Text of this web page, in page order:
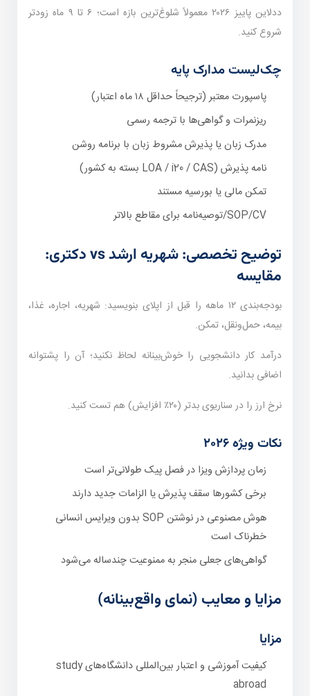
ددلاین پاییز ۲۰۲۶ معمولاً شلوغ‌ترین بازه است؛ ۶ تا ۹ ماه زودتر
شروع کنید.
چک‌لیست مدارک پایه
پاسپورت معتبر (ترجیحاً حداقل ۱۸ ماه اعتبار)
ریزنمرات و گواهی‌ها با ترجمه رسمی
مدرک زبان یا پذیرش مشروط زبان با برنامه روشن
نامه پذیرش (LOA / i20 / CAS بسته به کشور)
تمکن مالی یا بورسیه مستند
SOP/CV/توصیه‌نامه برای مقاطع بالاتر
توضیح تخصصی: شهریه ارشد vs دکتری:
مقایسه
بودجه‌بندی ۱۲ ماهه را قبل از اپلای بنویسید: شهریه، اجاره، غذا،
بیمه، حمل‌ونقل، تمکن.
درآمد کار دانشجویی را خوش‌بینانه لحاظ نکنید؛ آن را پشتوانه
اضافی بدانید.
نرخ ارز را در سناریوی بدتر (۲۰٪ افزایش) هم تست کنید.
نکات ویژه ۲۰۲۶
زمان پردازش ویزا در فصل پیک طولانی‌تر است
برخی کشورها سقف پذیرش یا الزامات جدید دارند
هوش مصنوعی در نوشتن SOP بدون ویرایس انسانی
خطرناک است
گواهی‌های جعلی منجر به ممنوعیت چندساله می‌شود
مزایا و معایب (نمای واقع‌بینانه)
مزایا
کیفیت آموزشی و اعتبار بین‌المللی دانشگاه‌های study
abroad